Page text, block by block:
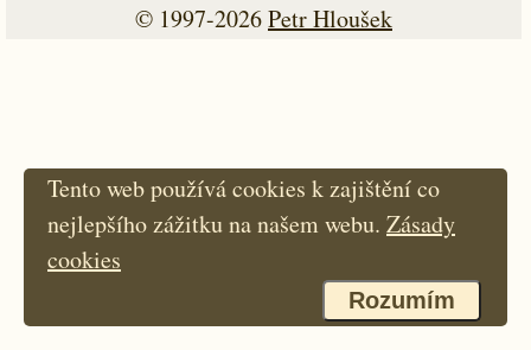
© 1997-2026Petr Hloušek
Tento web používá cookies k zajištění co
nejlepšího zážitku na našem webu. Zásady
cookies
Rozumím